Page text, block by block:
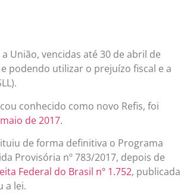
União, vencidas até 30 de abril de
podendo utilizar o prejuízo fiscal e a
conhecido como novo Refis, foi
de 2017.
de forma definitiva o Programa
Provisória nº 783/2017, depois de
Federal do Brasil nº 1.752, publicada
a lei.